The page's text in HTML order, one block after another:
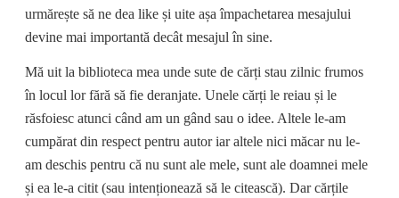
urmărește să ne dea like și uite așa împachetarea mesajului
devine mai importantă decât mesajul în sine.
Mă uit la biblioteca mea unde sute de cărți stau zilnic frumos
în locul lor fără să fie deranjate. Unele cărți le reiau și le
răsfoiesc atunci când am un gând sau o idee. Altele le-am
cumpărat din respect pentru autor iar altele nici măcar nu le-
am deschis pentru că nu sunt ale mele, sunt ale doamnei mele
și ea le-a citit (sau intenționează să le citească). Dar cărțile